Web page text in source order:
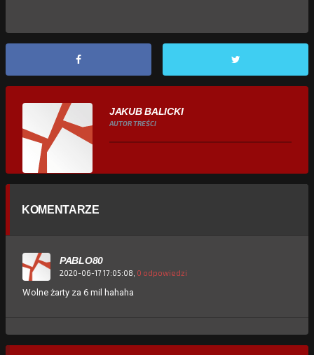
JAKUB BALICKI
AUTOR TREŚCI
KOMENTARZE
PABLO80
2020-06-17 17:05:08, 0 odpowiedzi
Wolne żarty za 6 mil hahaha